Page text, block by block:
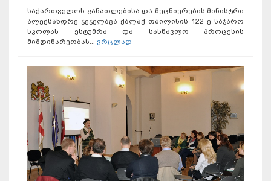
საქართველოს განათლებისა და მეცნიერების მინისტრი
ალექსანდრე ჯეჯელავა ქალაქ თბილისის 122-ე საჯარო
სკოლას ესტუმრა და სასწავლო პროცესის
მიმდინარეობას... ვრცლად